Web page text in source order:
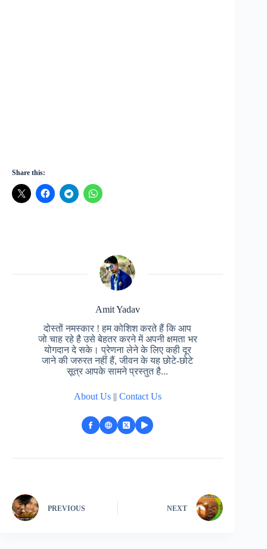
Share this:
Amit Yadav
दोस्तों नमस्कार ! हम कोशिश करते हैं कि आप
जो चाह रहे है उसे बेहतर करने में अपनी क्षमता भर
योगदान दे सके। प्रेणना लेने के लिए कही दूर
जाने की जरुरत नहीं हैं, जीवन के यह छोटे-छोटे
सूत्र आपके सामने प्रस्तुत है...
About Us|| Contact Us
PREVIOUS NEXT